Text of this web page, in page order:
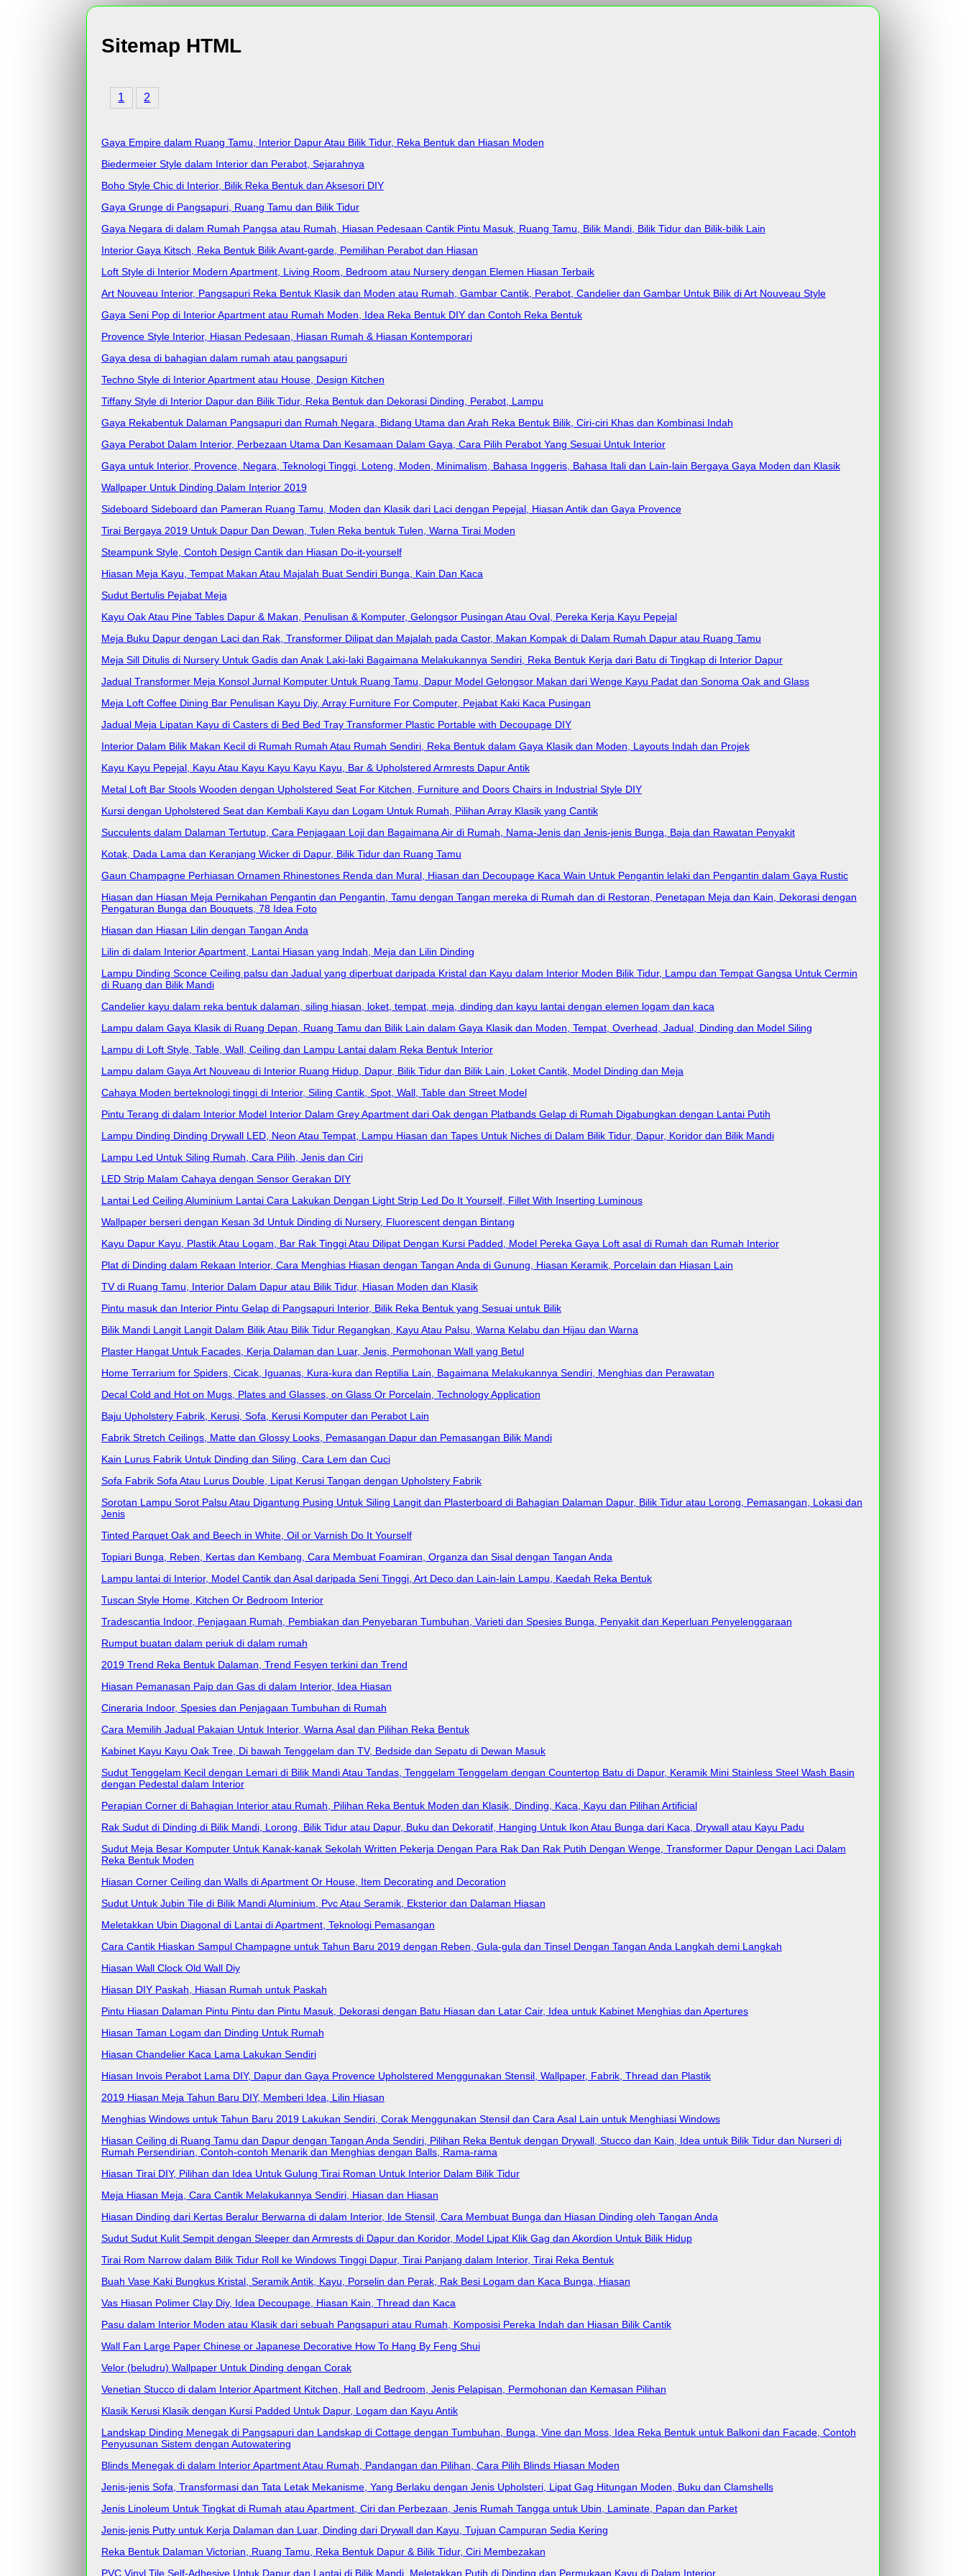
Sitemap HTML
1 2
Gaya Empire dalam Ruang Tamu, Interior Dapur Atau Bilik Tidur, Reka Bentuk dan Hiasan Moden
Biedermeier Style dalam Interior dan Perabot, Sejarahnya
Boho Style Chic di Interior, Bilik Reka Bentuk dan Aksesori DIY
Gaya Grunge di Pangsapuri, Ruang Tamu dan Bilik Tidur
Gaya Negara di dalam Rumah Pangsa atau Rumah, Hiasan Pedesaan Cantik Pintu Masuk, Ruang Tamu, Bilik Mandi, Bilik Tidur dan Bilik-bilik Lain
Interior Gaya Kitsch, Reka Bentuk Bilik Avant-garde, Pemilihan Perabot dan Hiasan
Loft Style di Interior Modern Apartment, Living Room, Bedroom atau Nursery dengan Elemen Hiasan Terbaik
Art Nouveau Interior, Pangsapuri Reka Bentuk Klasik dan Moden atau Rumah, Gambar Cantik, Perabot, Candelier dan Gambar Untuk Bilik di Art Nouveau Style
Gaya Seni Pop di Interior Apartment atau Rumah Moden, Idea Reka Bentuk DIY dan Contoh Reka Bentuk
Provence Style Interior, Hiasan Pedesaan, Hiasan Rumah & Hiasan Kontemporari
Gaya desa di bahagian dalam rumah atau pangsapuri
Techno Style di Interior Apartment atau House, Design Kitchen
Tiffany Style di Interior Dapur dan Bilik Tidur, Reka Bentuk dan Dekorasi Dinding, Perabot, Lampu
Gaya Rekabentuk Dalaman Pangsapuri dan Rumah Negara, Bidang Utama dan Arah Reka Bentuk Bilik, Ciri-ciri Khas dan Kombinasi Indah
Gaya Perabot Dalam Interior, Perbezaan Utama Dan Kesamaan Dalam Gaya, Cara Pilih Perabot Yang Sesuai Untuk Interior
Gaya untuk Interior, Provence, Negara, Teknologi Tinggi, Loteng, Moden, Minimalism, Bahasa Inggeris, Bahasa Itali dan Lain-lain Bergaya Gaya Moden dan Klasik
Wallpaper Untuk Dinding Dalam Interior 2019
Sideboard Sideboard dan Pameran Ruang Tamu, Moden dan Klasik dari Laci dengan Pepejal, Hiasan Antik dan Gaya Provence
Tirai Bergaya 2019 Untuk Dapur Dan Dewan, Tulen Reka bentuk Tulen, Warna Tirai Moden
Steampunk Style, Contoh Design Cantik dan Hiasan Do-it-yourself
Hiasan Meja Kayu, Tempat Makan Atau Majalah Buat Sendiri Bunga, Kain Dan Kaca
Sudut Bertulis Pejabat Meja
Kayu Oak Atau Pine Tables Dapur & Makan, Penulisan & Komputer, Gelongsor Pusingan Atau Oval, Pereka Kerja Kayu Pepejal
Meja Buku Dapur dengan Laci dan Rak, Transformer Dilipat dan Majalah pada Castor, Makan Kompak di Dalam Rumah Dapur atau Ruang Tamu
Meja Sill Ditulis di Nursery Untuk Gadis dan Anak Laki-laki Bagaimana Melakukannya Sendiri, Reka Bentuk Kerja dari Batu di Tingkap di Interior Dapur
Jadual Transformer Meja Konsol Jurnal Komputer Untuk Ruang Tamu, Dapur Model Gelongsor Makan dari Wenge Kayu Padat dan Sonoma Oak and Glass
Meja Loft Coffee Dining Bar Penulisan Kayu Diy, Array Furniture For Computer, Pejabat Kaki Kaca Pusingan
Jadual Meja Lipatan Kayu di Casters di Bed Bed Tray Transformer Plastic Portable with Decoupage DIY
Interior Dalam Bilik Makan Kecil di Rumah Rumah Atau Rumah Sendiri, Reka Bentuk dalam Gaya Klasik dan Moden, Layouts Indah dan Projek
Kayu Kayu Pepejal, Kayu Atau Kayu Kayu Kayu Kayu, Bar & Upholstered Armrests Dapur Antik
Metal Loft Bar Stools Wooden dengan Upholstered Seat For Kitchen, Furniture and Doors Chairs in Industrial Style DIY
Kursi dengan Upholstered Seat dan Kembali Kayu dan Logam Untuk Rumah, Pilihan Array Klasik yang Cantik
Succulents dalam Dalaman Tertutup, Cara Penjagaan Loji dan Bagaimana Air di Rumah, Nama-Jenis dan Jenis-jenis Bunga, Baja dan Rawatan Penyakit
Kotak, Dada Lama dan Keranjang Wicker di Dapur, Bilik Tidur dan Ruang Tamu
Gaun Champagne Perhiasan Ornamen Rhinestones Renda dan Mural, Hiasan dan Decoupage Kaca Wain Untuk Pengantin lelaki dan Pengantin dalam Gaya Rustic
Hiasan dan Hiasan Meja Pernikahan Pengantin dan Pengantin, Tamu dengan Tangan mereka di Rumah dan di Restoran, Penetapan Meja dan Kain, Dekorasi dengan
Pengaturan Bunga dan Bouquets, 78 Idea Foto
Hiasan dan Hiasan Lilin dengan Tangan Anda
Lilin di dalam Interior Apartment, Lantai Hiasan yang Indah, Meja dan Lilin Dinding
Lampu Dinding Sconce Ceiling palsu dan Jadual yang diperbuat daripada Kristal dan Kayu dalam Interior Moden Bilik Tidur, Lampu dan Tempat Gangsa Untuk Cermin
di Ruang dan Bilik Mandi
Candelier kayu dalam reka bentuk dalaman, siling hiasan, loket, tempat, meja, dinding dan kayu lantai dengan elemen logam dan kaca
Lampu dalam Gaya Klasik di Ruang Depan, Ruang Tamu dan Bilik Lain dalam Gaya Klasik dan Moden, Tempat, Overhead, Jadual, Dinding dan Model Siling
Lampu di Loft Style, Table, Wall, Ceiling dan Lampu Lantai dalam Reka Bentuk Interior
Lampu dalam Gaya Art Nouveau di Interior Ruang Hidup, Dapur, Bilik Tidur dan Bilik Lain, Loket Cantik, Model Dinding dan Meja
Cahaya Moden berteknologi tinggi di Interior, Siling Cantik, Spot, Wall, Table dan Street Model
Pintu Terang di dalam Interior Model Interior Dalam Grey Apartment dari Oak dengan Platbands Gelap di Rumah Digabungkan dengan Lantai Putih
Lampu Dinding Dinding Drywall LED, Neon Atau Tempat, Lampu Hiasan dan Tapes Untuk Niches di Dalam Bilik Tidur, Dapur, Koridor dan Bilik Mandi
Lampu Led Untuk Siling Rumah, Cara Pilih, Jenis dan Ciri
LED Strip Malam Cahaya dengan Sensor Gerakan DIY
Lantai Led Ceiling Aluminium Lantai Cara Lakukan Dengan Light Strip Led Do It Yourself, Fillet With Inserting Luminous
Wallpaper berseri dengan Kesan 3d Untuk Dinding di Nursery, Fluorescent dengan Bintang
Kayu Dapur Kayu, Plastik Atau Logam, Bar Rak Tinggi Atau Dilipat Dengan Kursi Padded, Model Pereka Gaya Loft asal di Rumah dan Rumah Interior
Plat di Dinding dalam Rekaan Interior, Cara Menghias Hiasan dengan Tangan Anda di Gunung, Hiasan Keramik, Porcelain dan Hiasan Lain
TV di Ruang Tamu, Interior Dalam Dapur atau Bilik Tidur, Hiasan Moden dan Klasik
Pintu masuk dan Interior Pintu Gelap di Pangsapuri Interior, Bilik Reka Bentuk yang Sesuai untuk Bilik
Bilik Mandi Langit Langit Dalam Bilik Atau Bilik Tidur Regangkan, Kayu Atau Palsu, Warna Kelabu dan Hijau dan Warna
Plaster Hangat Untuk Facades, Kerja Dalaman dan Luar, Jenis, Permohonan Wall yang Betul
Home Terrarium for Spiders, Cicak, Iguanas, Kura-kura dan Reptilia Lain, Bagaimana Melakukannya Sendiri, Menghias dan Perawatan
Decal Cold and Hot on Mugs, Plates and Glasses, on Glass Or Porcelain, Technology Application
Baju Upholstery Fabrik, Kerusi, Sofa, Kerusi Komputer dan Perabot Lain
Fabrik Stretch Ceilings, Matte dan Glossy Looks, Pemasangan Dapur dan Pemasangan Bilik Mandi
Kain Lurus Fabrik Untuk Dinding dan Siling, Cara Lem dan Cuci
Sofa Fabrik Sofa Atau Lurus Double, Lipat Kerusi Tangan dengan Upholstery Fabrik
Sorotan Lampu Sorot Palsu Atau Digantung Pusing Untuk Siling Langit dan Plasterboard di Bahagian Dalaman Dapur, Bilik Tidur atau Lorong, Pemasangan, Lokasi dan
Jenis
Tinted Parquet Oak and Beech in White, Oil or Varnish Do It Yourself
Topiari Bunga, Reben, Kertas dan Kembang, Cara Membuat Foamiran, Organza dan Sisal dengan Tangan Anda
Lampu lantai di Interior, Model Cantik dan Asal daripada Seni Tinggi, Art Deco dan Lain-lain Lampu, Kaedah Reka Bentuk
Tuscan Style Home, Kitchen Or Bedroom Interior
Tradescantia Indoor, Penjagaan Rumah, Pembiakan dan Penyebaran Tumbuhan, Varieti dan Spesies Bunga, Penyakit dan Keperluan Penyelenggaraan
Rumput buatan dalam periuk di dalam rumah
2019 Trend Reka Bentuk Dalaman, Trend Fesyen terkini dan Trend
Hiasan Pemanasan Paip dan Gas di dalam Interior, Idea Hiasan
Cineraria Indoor, Spesies dan Penjagaan Tumbuhan di Rumah
Cara Memilih Jadual Pakaian Untuk Interior, Warna Asal dan Pilihan Reka Bentuk
Kabinet Kayu Kayu Oak Tree, Di bawah Tenggelam dan TV, Bedside dan Sepatu di Dewan Masuk
Sudut Tenggelam Kecil dengan Lemari di Bilik Mandi Atau Tandas, Tenggelam Tenggelam dengan Countertop Batu di Dapur, Keramik Mini Stainless Steel Wash Basin
dengan Pedestal dalam Interior
Perapian Corner di Bahagian Interior atau Rumah, Pilihan Reka Bentuk Moden dan Klasik, Dinding, Kaca, Kayu dan Pilihan Artificial
Rak Sudut di Dinding di Bilik Mandi, Lorong, Bilik Tidur atau Dapur, Buku dan Dekoratif, Hanging Untuk Ikon Atau Bunga dari Kaca, Drywall atau Kayu Padu
Sudut Meja Besar Komputer Untuk Kanak-kanak Sekolah Written Pekerja Dengan Para Rak Dan Rak Putih Dengan Wenge, Transformer Dapur Dengan Laci Dalam
Reka Bentuk Moden
Hiasan Corner Ceiling dan Walls di Apartment Or House, Item Decorating and Decoration
Sudut Untuk Jubin Tile di Bilik Mandi Aluminium, Pvc Atau Seramik, Eksterior dan Dalaman Hiasan
Meletakkan Ubin Diagonal di Lantai di Apartment, Teknologi Pemasangan
Cara Cantik Hiaskan Sampul Champagne untuk Tahun Baru 2019 dengan Reben, Gula-gula dan Tinsel Dengan Tangan Anda Langkah demi Langkah
Hiasan Wall Clock Old Wall Diy
Hiasan DIY Paskah, Hiasan Rumah untuk Paskah
Pintu Hiasan Dalaman Pintu Pintu dan Pintu Masuk, Dekorasi dengan Batu Hiasan dan Latar Cair, Idea untuk Kabinet Menghias dan Apertures
Hiasan Taman Logam dan Dinding Untuk Rumah
Hiasan Chandelier Kaca Lama Lakukan Sendiri
Hiasan Invois Perabot Lama DIY, Dapur dan Gaya Provence Upholstered Menggunakan Stensil, Wallpaper, Fabrik, Thread dan Plastik
2019 Hiasan Meja Tahun Baru DIY, Memberi Idea, Lilin Hiasan
Menghias Windows untuk Tahun Baru 2019 Lakukan Sendiri, Corak Menggunakan Stensil dan Cara Asal Lain untuk Menghiasi Windows
Hiasan Ceiling di Ruang Tamu dan Dapur dengan Tangan Anda Sendiri, Pilihan Reka Bentuk dengan Drywall, Stucco dan Kain, Idea untuk Bilik Tidur dan Nurseri di
Rumah Persendirian, Contoh-contoh Menarik dan Menghias dengan Balls, Rama-rama
Hiasan Tirai DIY, Pilihan dan Idea Untuk Gulung Tirai Roman Untuk Interior Dalam Bilik Tidur
Meja Hiasan Meja, Cara Cantik Melakukannya Sendiri, Hiasan dan Hiasan
Hiasan Dinding dari Kertas Beralur Berwarna di dalam Interior, Ide Stensil, Cara Membuat Bunga dan Hiasan Dinding oleh Tangan Anda
Sudut Sudut Kulit Sempit dengan Sleeper dan Armrests di Dapur dan Koridor, Model Lipat Klik Gag dan Akordion Untuk Bilik Hidup
Tirai Rom Narrow dalam Bilik Tidur Roll ke Windows Tinggi Dapur, Tirai Panjang dalam Interior, Tirai Reka Bentuk
Buah Vase Kaki Bungkus Kristal, Seramik Antik, Kayu, Porselin dan Perak, Rak Besi Logam dan Kaca Bunga, Hiasan
Vas Hiasan Polimer Clay Diy, Idea Decoupage, Hiasan Kain, Thread dan Kaca
Pasu dalam Interior Moden atau Klasik dari sebuah Pangsapuri atau Rumah, Komposisi Pereka Indah dan Hiasan Bilik Cantik
Wall Fan Large Paper Chinese or Japanese Decorative How To Hang By Feng Shui
Velor (beludru) Wallpaper Untuk Dinding dengan Corak
Venetian Stucco di dalam Interior Apartment Kitchen, Hall and Bedroom, Jenis Pelapisan, Permohonan dan Kemasan Pilihan
Klasik Kerusi Klasik dengan Kursi Padded Untuk Dapur, Logam dan Kayu Antik
Landskap Dinding Menegak di Pangsapuri dan Landskap di Cottage dengan Tumbuhan, Bunga, Vine dan Moss, Idea Reka Bentuk untuk Balkoni dan Facade, Contoh
Penyusunan Sistem dengan Autowatering
Blinds Menegak di dalam Interior Apartment Atau Rumah, Pandangan dan Pilihan, Cara Pilih Blinds Hiasan Moden
Jenis-jenis Sofa, Transformasi dan Tata Letak Mekanisme, Yang Berlaku dengan Jenis Upholsteri, Lipat Gag Hitungan Moden, Buku dan Clamshells
Jenis Linoleum Untuk Tingkat di Rumah atau Apartment, Ciri dan Perbezaan, Jenis Rumah Tangga untuk Ubin, Laminate, Papan dan Parket
Jenis-jenis Putty untuk Kerja Dalaman dan Luar, Dinding dari Drywall dan Kayu, Tujuan Campuran Sedia Kering
Reka Bentuk Dalaman Victorian, Ruang Tamu, Reka Bentuk Dapur & Bilik Tidur, Ciri Membezakan
PVC Vinyl Tile Self-Adhesive Untuk Dapur dan Lantai di Bilik Mandi, Meletakkan Putih di Dinding dan Permukaan Kayu di Dalam Interior